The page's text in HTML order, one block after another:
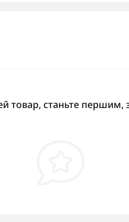
товар, станьте першим,